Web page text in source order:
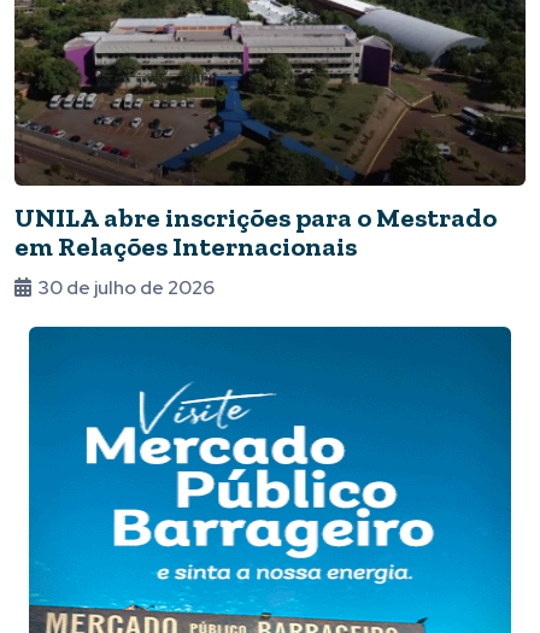
UNILA abre inscrições para o Mestrado
em Relações Internacionais
30 de julho de 2026